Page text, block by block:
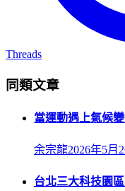
Threads
同類文章
當運動遇上氣候
余宗龍2026年5月
台北三大科技園